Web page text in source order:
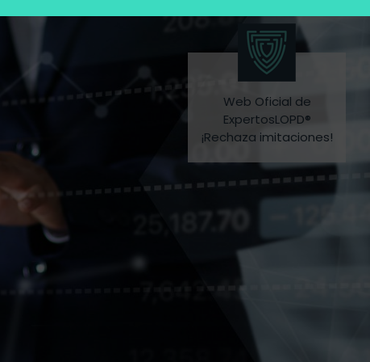
Web Oficial de
ExpertosLOPD®
¡Rechaza imitaciones!